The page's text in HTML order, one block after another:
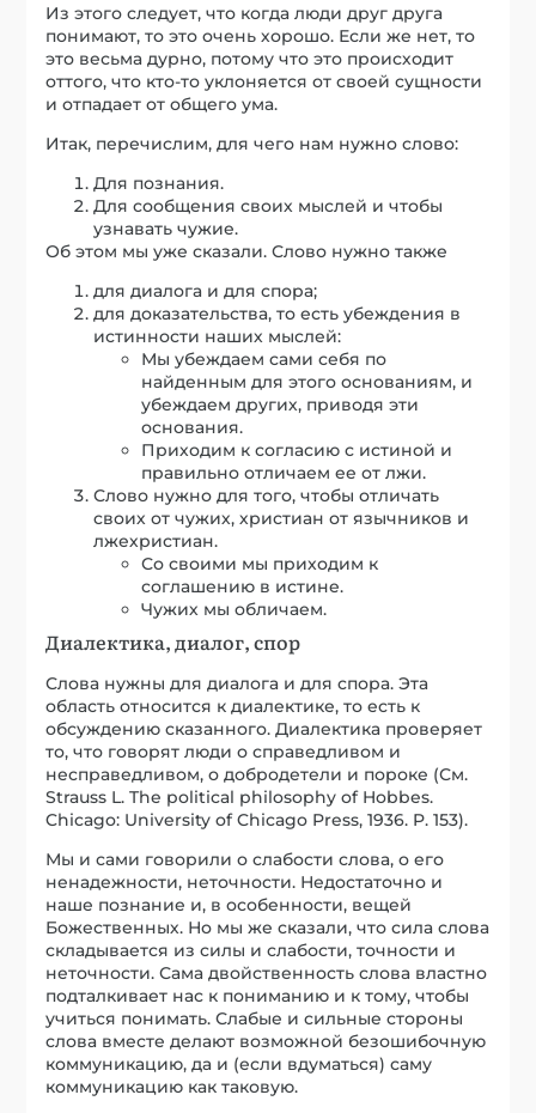
Из этого следует, что когда люди друг друга
понимают, то это очень хорошо. Если же нет, то
это весьма дурно, потому что это происходит
оттого, что кто-то уклоняется от своей сущности
и отпадает от общего ума.
Итак, перечислим, для чего нам нужно слово:
Для познания.
Для сообщения своих мыслей и чтобы
узнавать чужие.
Об этом мы уже сказали. Слово нужно также
для диалога и для спора;
для доказательства, то есть убеждения в
истинности наших мыслей:
Мы убеждаем сами себя по
найденным для этого основаниям, и
убеждаем других, приводя эти
основания.
Приходим к согласию с истиной и
правильно отличаем ее от лжи.
Слово нужно для того, чтобы отличать
своих от чужих, христиан от язычников и
лжехристиан.
Со своими мы приходим к
соглашению в истине.
Чужих мы обличаем.
Диалектика, диалог, спор
Слова нужны для диалога и для спора. Эта
область относится к диалектике, то есть к
обсуждению сказанного. Диалектика проверяет
то, что говорят люди о справедливом и
несправедливом, о добродетели и пороке (См.
Strauss L. The political philosophy of Hobbes.
Chicago: University of Chicago Press, 1936. P. 153).
Мы и сами говорили о слабости слова, о его
ненадежности, неточности. Недостаточно и
наше познание и, в особенности, вещей
Божественных. Но мы же сказали, что сила слова
складывается из силы и слабости, точности и
неточности. Сама двойственность слова властно
подталкивает нас к пониманию и к тому, чтобы
учиться понимать. Слабые и сильные стороны
слова вместе делают возможной безошибочную
коммуникацию, да и (если вдуматься) саму
коммуникацию как таковую.